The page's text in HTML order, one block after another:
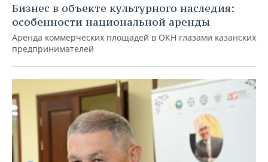
Бизнес в объекте культурного наследия:
особенности национальной аренды
Аренда коммерческих площадей в ОКН глазами казанских
предпринимателей